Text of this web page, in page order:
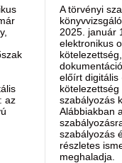
az
A törvényi
2025. január
elektronikus
előírt digitális
szabályozás
Alábbiakban
szabályozás
részletes
meghaladja.